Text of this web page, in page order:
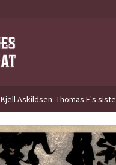
Kjell Askildsen: Thomas F's